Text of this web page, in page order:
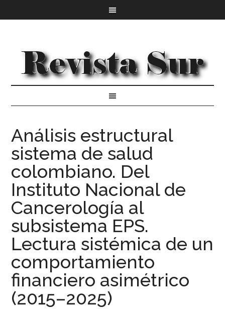
Análisis estructural
sistema de salud
colombiano. Del
Instituto Nacional de
Cancerología al
subsistema EPS.
Lectura sistémica de un
comportamiento
financiero asimétrico
(2015–2025)